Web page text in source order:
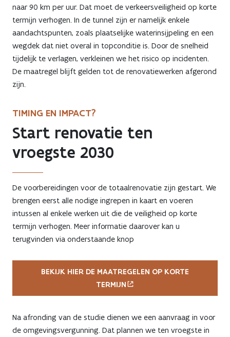
naar 90 km per uur. Dat moet de verkeersveiligheid op korte
termijn verhogen. In de tunnel zijn er namelijk enkele
aandachtspunten, zoals plaatselijke waterinsijpeling en een
wegdek dat niet overal in topconditie is. Door de snelheid
tijdelijk te verlagen, verkleinen we het risico op incidenten.
De maatregel blijft gelden tot de renovatiewerken afgerond
zijn.
TIMING EN IMPACT?
Start renovatie ten
vroegste 2030
De voorbereidingen voor de totaalrenovatie zijn gestart. We
brengen eerst alle nodige ingrepen in kaart en voeren
intussen al enkele werken uit die de veiligheid op korte
termijn verhogen. Meer informatie daarover kan u
terugvinden via onderstaande knop
BEKIJK HIER DE MAATREGELEN OP KORTE
TERMIJN
Na afronding van de studie dienen we een aanvraag in voor
de omgevingsvergunning. Dat plannen we ten vroegste in